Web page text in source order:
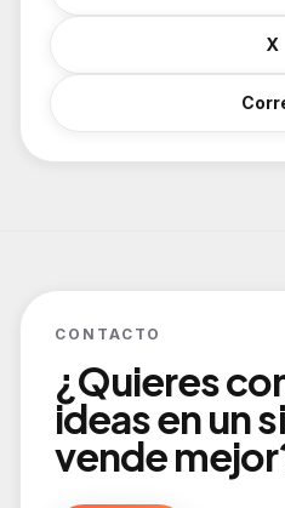
X
CONTACTO
¿Quieres
ideas en un
vende